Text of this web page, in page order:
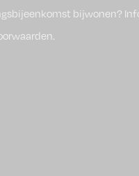
bijwonen?